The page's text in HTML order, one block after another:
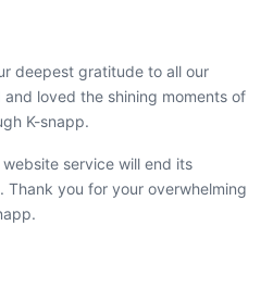
deepest gratitude to all our
loved the shining moments of
K-snapp.
service will end its
you for your overwhelming